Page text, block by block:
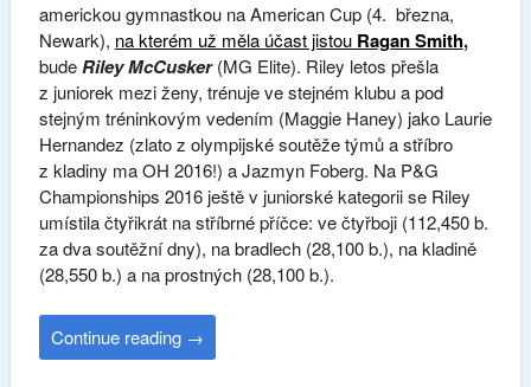
americkou gymnastkou naAmerican Cup(4. března,
Newark), na kterém už měla účast jistou Ragan Smith,
budeRiley McCusker(MG Elite). Riley letos přešla
z juniorek mezi ženy, trénuje ve stejném klubu a pod
stejným tréninkovým vedením (Maggie Haney) jako Laurie
Hernandez (zlato z olympijské soutěže týmů a stříbro
z kladiny ma OH 2016!) a Jazmyn Foberg. Na P&G
Championships 2016 ještě v juniorské kategorii se Riley
umístila čtyřikrát na stříbrné příčce: ve čtyřboji (112,450 b.
za dva soutěžní dny), na bradlech (28,100 b.), na kladině
(28,550 b.) a na prostných (28,100 b.).
Continue reading →